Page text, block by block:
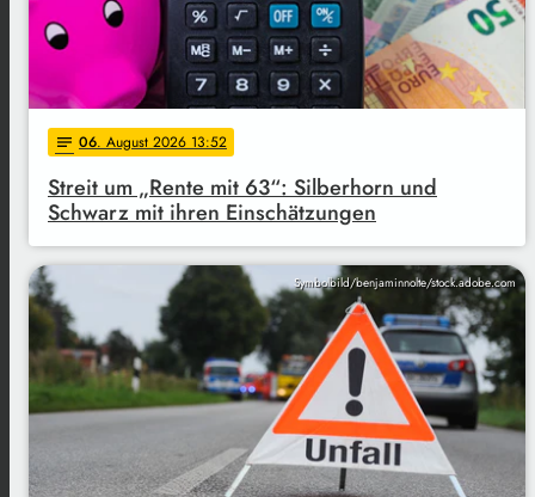
notes 06. August 2026 13:52
Streit um „Rente mit 63“: Silberhorn und
Schwarz mit ihren Einschätzungen
Symbolbild/benjaminnolte/stock.adobe.com